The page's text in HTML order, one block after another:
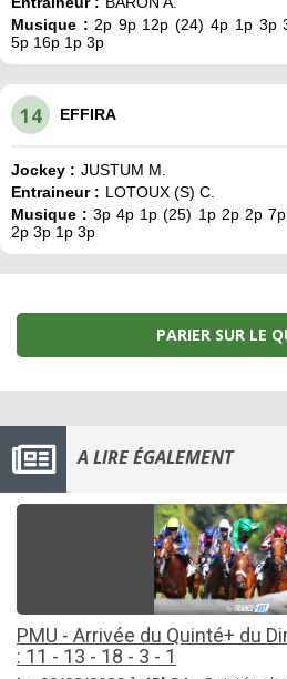
Musique : 2p 9p 12p (24) 4p 1p 3p
5p 16p 1p 3p
14 EFFIRA
Jockey : JUSTUM M.
Entraineur : LOTOUX (S) C.
Musique : 3p 4p 1p (25) 1p 2p 2p
2p 3p 1p 3p
PARIER SUR LE
A LIRE ÉGALEMENT
PMU - Arrivée du Quinté+ du
: 11 - 13 - 18 - 3 - 1